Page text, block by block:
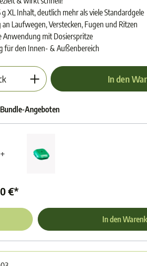
XL Inhalt, deutlich mehr als viele Standardgele
Laufwegen, Verstecken, Fugen und Ritzen
Anwendung mit Dosierspritze
für den Innen- & Außenbereich
den gewünschten Wert
In den
Angeboten
+
€*
In den